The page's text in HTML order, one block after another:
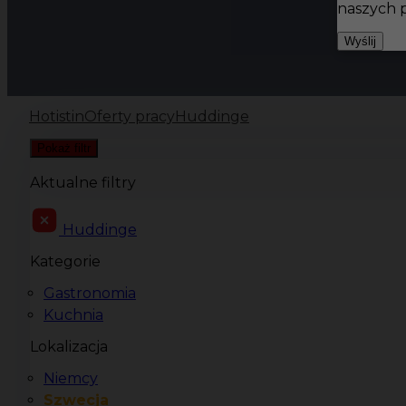
HotistinOferty pracy Huddinge
Pokaż filtr
Aktualne filtry
Huddinge
Kategorie
Gastronomia
Kuchnia
Lokalizacja
Niemcy
Szwecja
naszych
Wyślij